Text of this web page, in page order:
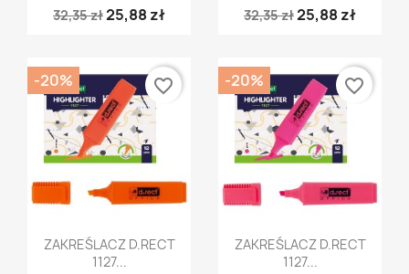
32,35 zł25,88 zł
32,35 zł25,88 zł
Szybki podgląd
ZAKREŚLACZ D.RECT
1127...
-20% favorite_border
Szybki podgląd
ZAKREŚLACZ D.RECT
1127...
-20% favorite_border